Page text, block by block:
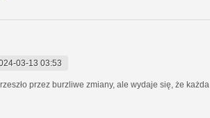
03-13 03:53
przez burzliwe zmiany, ale wydaje się, że